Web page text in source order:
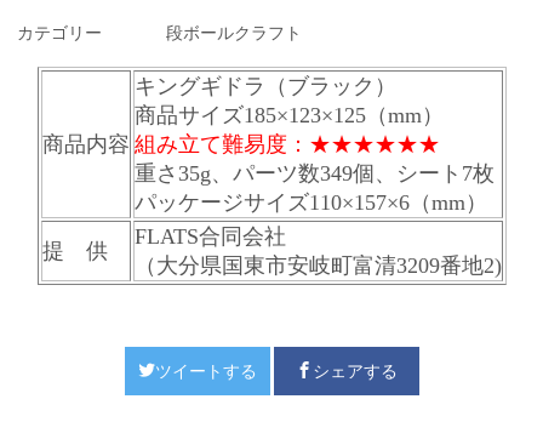
カテゴリー 段ボールクラフト
商品内容
キングギドラ（ブラック）
商品サイズ185×123×125（mm）
組み立て難易度：★★★★★★
重さ35g、パーツ数349個、シート7枚
パッケージサイズ110×157×6（mm）
提 供
FLATS合同会社
（大分県国東市安岐町富清3209番地2)
ツイートする シェアする